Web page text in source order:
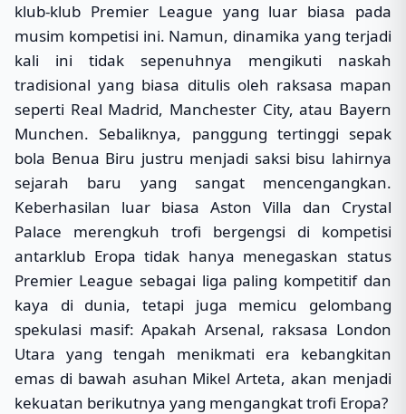
klub-klub Premier League yang luar biasa pada
musim kompetisi ini. Namun, dinamika yang terjadi
kali ini tidak sepenuhnya mengikuti naskah
tradisional yang biasa ditulis oleh raksasa mapan
seperti Real Madrid, Manchester City, atau Bayern
Munchen. Sebaliknya, panggung tertinggi sepak
bola Benua Biru justru menjadi saksi bisu lahirnya
sejarah baru yang sangat mencengangkan.
Keberhasilan luar biasa Aston Villa dan Crystal
Palace merengkuh trofi bergengsi di kompetisi
antarklub Eropa tidak hanya menegaskan status
Premier League sebagai liga paling kompetitif dan
kaya di dunia, tetapi juga memicu gelombang
spekulasi masif: Apakah Arsenal, raksasa London
Utara yang tengah menikmati era kebangkitan
emas di bawah asuhan Mikel Arteta, akan menjadi
kekuatan berikutnya yang mengangkat trofi Eropa?